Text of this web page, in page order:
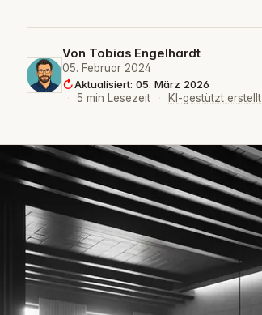
Von Tobias Engelhardt
05. Februar 2024
Aktualisiert: 05. März 2026
·
5 min Lesezeit · KI-gestützt erstellt